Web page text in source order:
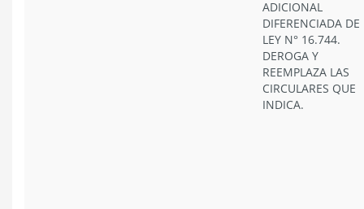
ADICIONAL
DIFERENCIADA DE
LEY N° 16.744.
DEROGA Y
REEMPLAZA LAS
CIRCULARES QUE
INDICA.